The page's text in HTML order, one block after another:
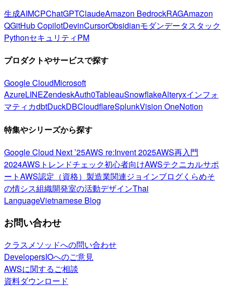
生成AIMCPChatGPTClaudeAmazon BedrockRAGAmazon
QGitHub CopilotDevinCursorObsidianモダンデータスタック
PythonセキュリティPM
プロダクトやサービスで探す
Google CloudMicrosoft
AzureLINEZendeskAuth0TableauSnowflakeAlteryxインフォ
マティカdbtDuckDBCloudflareSplunkVision OneNotion
特集やシリーズから探す
Google Cloud Next ’25AWS re:Invent 2025AWS再入門
2024AWSトレンドチェック初心者向けAWSテクニカルサポ
ートAWS認定（資格） 製造業関連ジョインブログくらめそ
の情シス組織開発室の活動デザインThai
LanguageVietnamese Blog
お問い合わせ
クラスメソッドへの問い合わせ
DevelopersIOへのご意見
AWSに関するご相談
資料ダウンロード